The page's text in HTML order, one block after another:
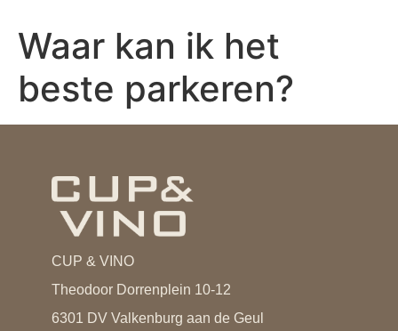
Waar kan ik het
beste parkeren?
CUP & VINO
Theodoor Dorrenplein 10-12
6301 DV Valkenburg aan de Geul